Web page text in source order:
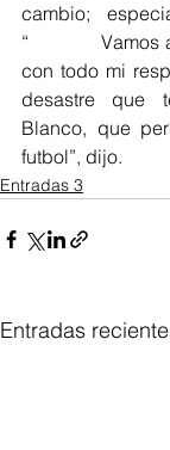
cambio;
“
con todo mi
desastre que
Blanco, que
futbol”, dijo.
Entradas 3
Entradas